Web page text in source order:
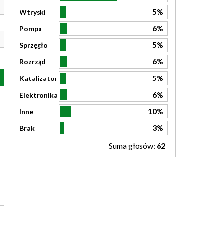
Wtryski 5%
Pompa 6%
Sprzęgło 5%
Rozrząd 6%
Katalizator 5%
Elektronika 6%
Inne 10%
Brak
3%
Suma głosów: 62